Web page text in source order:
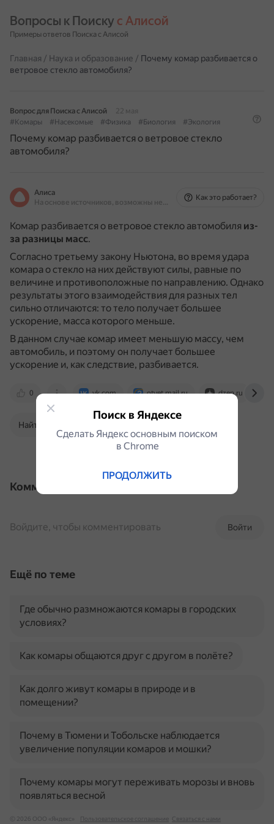
Вопросы к Поиску с Алисой
Примеры ответов Поиска с Алисой
Главная / Наука и образование / Почему комар разбивается о
ветровое стекло автомобиля?
Вопрос для Поиска с Алисой
22 мая
#Комары
#Насекомые #Физика #Биология #Экология
Почему комар разбивается о ветровое стекло
автомобиля?
Алиса
На основе источников, возможны неточности
Как это работает?
Комар разбивается о ветровое стекло автомобиля из-
за разницы масс.
Согласно третьему закону Ньютона, во время удара
комара о стекло на них действуют силы, равные по
величине и противоположные по направлению. Однако
результаты этого взаимодействия для разных тел
сильно отличаются: то тело получает большее
ускорение, масса которого меньше.
В данном случае комар имеет меньшую массу, чем
автомобиль, и поэтому он получает большее
ускорение и, как следствие, разбивается.
0 vk.com otvet.mail.ru dzen.ru
Найти в Поиске
Комментарии
Войти
Войдите, чтобы комментировать
Ещё по теме
Где обычно размножаются комары в городских
условиях?
Как комары общаются друг с другом в полёте?
Как долго живут комары в природе и в
помещении?
Почему в Тюмени и Тобольске наблюдается
увеличение популяции комаров и мошки?
Почему комары могут переживать морозы и вновь
появляться весной
© 2026 ООО «Яндекс» Пользовательское соглашение Связаться с нами
Поиск в Яндексе
Сделать Яндекс основным поиском
в Сhrome
ПРОДОЛЖИТЬ